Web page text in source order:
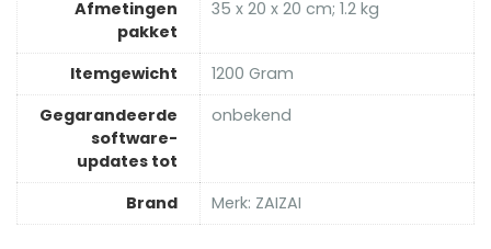
Afmetingen
pakket
‎35 x 20 x 20 cm; 1.2 kg
Itemgewicht
‎1200 Gram
Gegarandeerde
software-
updates tot
‎onbekend
Brand Merk: ZAIZAI